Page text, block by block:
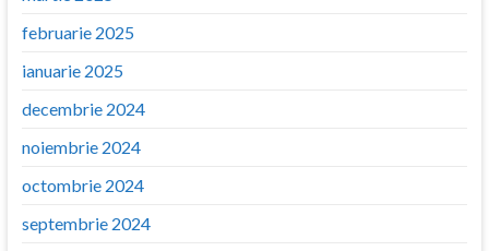
februarie 2025
ianuarie 2025
decembrie 2024
noiembrie 2024
octombrie 2024
septembrie 2024